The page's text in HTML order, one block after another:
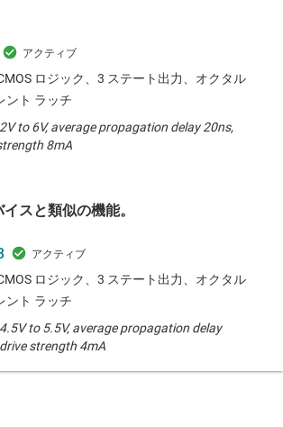
ロジック、3 ステート出力、オクタル
ント ラッチ
to 6V, average propagation delay 20ns,
8mA
スと類似の機能。
ロジック、3 ステート出力、オクタル
ント ラッチ
to 5.5V, average propagation delay
strength 4mA